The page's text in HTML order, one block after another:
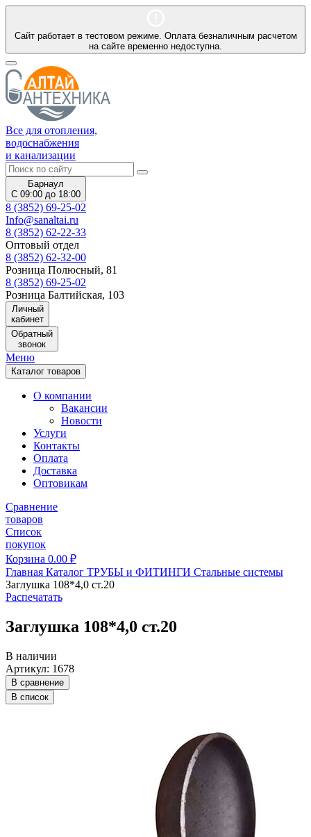
Сайт работает в тестовом режиме. Оплата безналичным расчетом
на сайте временно недоступна.
Все для отопления,
водоснабжения
и канализации
Барнаул
С 09:00 до 18:00
8 (3852) 69-25-02
Info@sanaltai.ru
8 (3852) 62-22-33
Оптовый отдел
8 (3852) 62-32-00
Розница Полюсный, 81
8 (3852) 69-25-02
Розница Балтийская, 103
Личный
кабинет
Обратный
звонок
Меню
Каталог товаров
О компании
Вакансии
Новости
Услуги
Контакты
Оплата
Доставка
Оптовикам
Сравнение
товаров
Список
покупок
Корзина 0.00 ₽
Главная Каталог ТРУБЫ и ФИТИНГИ Стальные системы
Заглушка 108*4,0 ст.20
Распечатать
Заглушка 108*4,0 ст.20
В наличии
Артикул: 1678
В сравнение
В список